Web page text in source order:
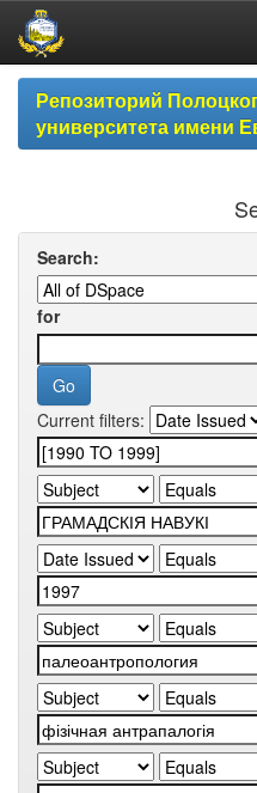
Skip
navigationРепозиторий
университета имени
Search:
for
Current filters: